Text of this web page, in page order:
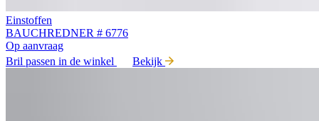
Einstoffen
BAUCHREDNER # 6776
Op aanvraag
Bril passen in de winkel
Bekijk